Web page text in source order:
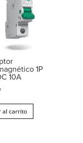
1P
10A
al carrito